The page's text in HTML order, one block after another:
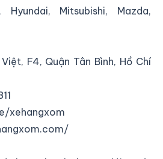
Hyundai, Mitsubishi, Mazda,
F4, Quận Tân Bình, Hồ Chí
xehangxom